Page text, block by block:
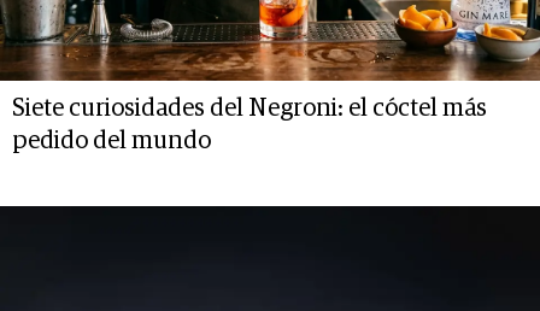
Siete curiosidades del Negroni: el cóctel más
pedido del mundo